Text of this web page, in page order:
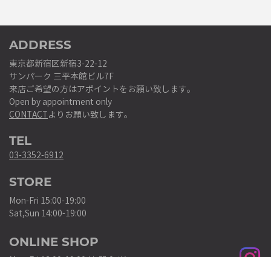
ADDRESS
東京都新宿区新宿3-22-12
サンパーク 三平本館ビル7F
来店ご希望の方はアポイントをお願い致します。
Open by appointment only
CONTACTよりお願い致します。
TEL
03-3352-6912
STORE
Mon-Fri 15:00-19:00
Sat,Sun 14:00-19:00
ONLINE SHOP